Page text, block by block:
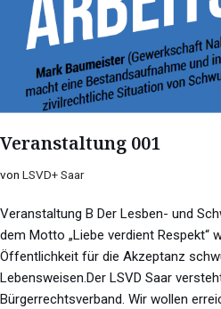
Veranstaltung 001
von LSVD+ Saar
Veranstaltung B Der Lesben- und
dem Motto „Liebe verdient Respekt“
Öffentlichkeit für die Akzeptanz
Lebensweisen.Der LSVD Saar
Bürgerrechtsverband. Wir wollen